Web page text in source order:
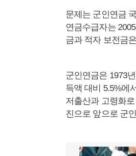
문제는 군인연금
연금수급자는
금과 적자 보전금
군인연금은 1973
득액 대비 5.5%에
저출산과 고령화
진으로 앞으로 군